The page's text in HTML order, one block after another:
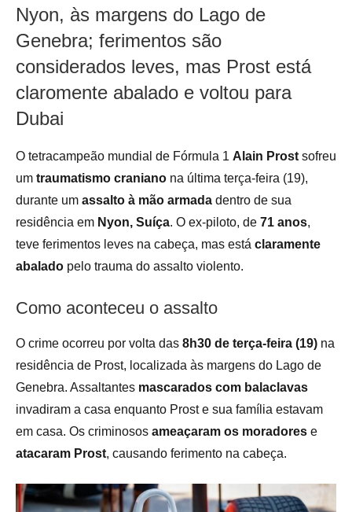
Nyon, às margens do Lago de
Genebra; ferimentos são
considerados leves, mas Prost está
claromente abalado e voltou para
Dubai
O tetracampeão mundial de Fórmula 1 Alain Prost sofreu
um traumatismo craniano na última terça-feira (19),
durante um assalto à mão armada dentro de sua
residência em Nyon, Suíça. O ex-piloto, de 71 anos,
teve ferimentos leves na cabeça, mas está claramente
abalado pelo trauma do assalto violento.
Como aconteceu o assalto
O crime ocorreu por volta das 8h30 de terça-feira (19) na
residência de Prost, localizada às margens do Lago de
Genebra. Assaltantes mascarados com balaclavas
invadiram a casa enquanto Prost e sua família estavam
em casa. Os criminosos ameaçaram os moradores e
atacaram Prost, causando ferimento na cabeça.